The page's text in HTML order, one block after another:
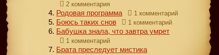
2 комментария
Родовая программа 1 комментарий
Боюсь таких снов 1 комментарий
Бабушка знала, что завтра умрет
1 комментарий
Брата преследует мистика